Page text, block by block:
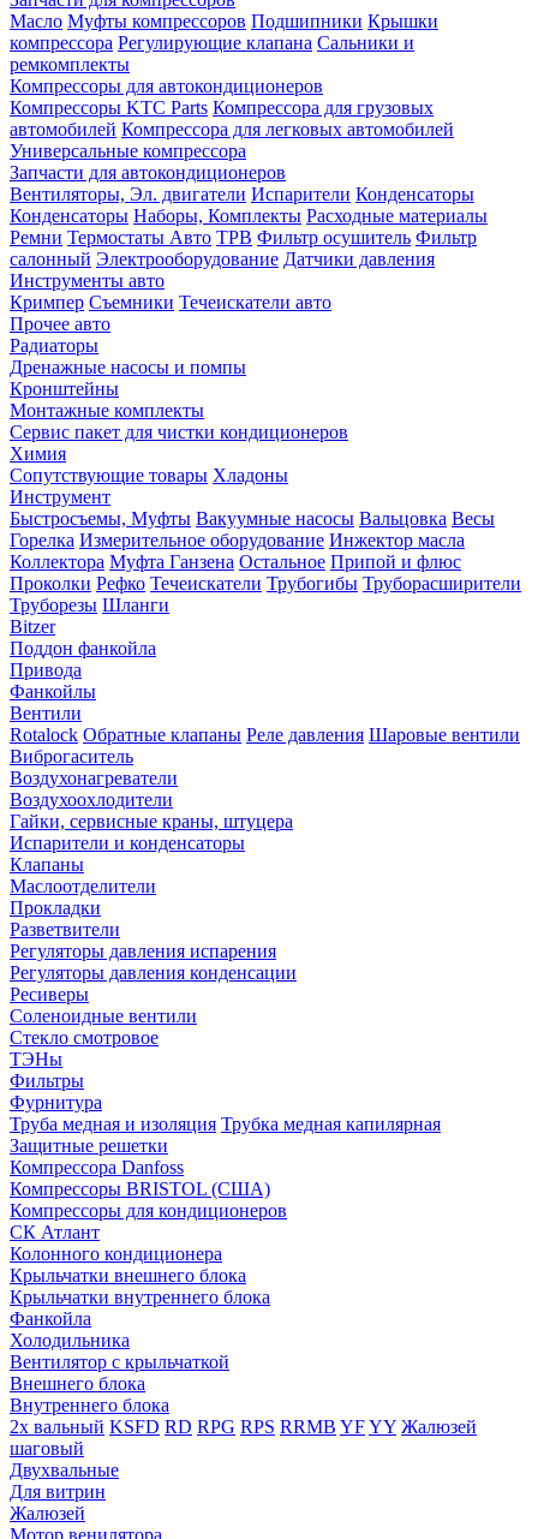
Масло Муфты компрессоров Подшипники Крышки
компрессора Регулирующие клапана Сальники и
ремкомплекты
Компрессоры для автокондиционеров
Компрессоры KTC Parts Компрессора для грузовых
автомобилей Компрессора для легковых автомобилей
Универсальные компрессора
Запчасти для автокондиционеров
Вентиляторы, Эл. двигатели Испарители Конденсаторы
Конденсаторы Наборы, Комплекты Расходные материалы
Ремни Термостаты Авто ТРВ Фильтр осушитель Фильтр
салонный Электрооборудование Датчики давления
Инструменты авто
Кримпер Съемники Течеискатели авто
Прочее авто
Радиаторы
Дренажные насосы и помпы
Кронштейны
Монтажные комплекты
Сервис пакет для чистки кондиционеров
Химия
Сопутствующие товары Хладоны
Инструмент
Быстросъемы, Муфты Вакуумные насосы Вальцовка Весы
Горелка Измерительное оборудование Инжектор масла
Коллектора Муфта Ганзена Остальное Припой и флюс
Проколки Рефко Течеискатели Трубогибы Труборасширители
Труборезы Шланги
Bitzer
Поддон фанкойла
Привода
Фанкойлы
Вентили
Rotalock Обратные клапаны Реле давления Шаровые вентили
Виброгаситель
Воздухонагреватели
Воздухоохлодители
Гайки, сервисные краны, штуцера
Испарители и конденсаторы
Клапаны
Маслоотделители
Прокладки
Разветвители
Регуляторы давления испарения
Регуляторы давления конденсации
Ресиверы
Соленоидные вентили
Стекло смотровое
ТЭНы
Фильтры
Фурнитура
Труба медная и изоляция Трубка медная капилярная
Защитные решетки
Компрессора Danfoss
Компрессоры BRISTOL (США)
Компрессоры для кондиционеров
СК Атлант
Колонного кондиционера
Крыльчатки внешнего блока
Крыльчатки внутреннего блока
Фанкойла
Холодильника
Вентилятор с крыльчаткой
Внешнего блока
Внутреннего блока
2х вальный KSFD RD RPG RPS RRMB YFYY Жалюзей
шаговый
Двухвальные
Для витрин
Жалюзей
Мотор венилятора